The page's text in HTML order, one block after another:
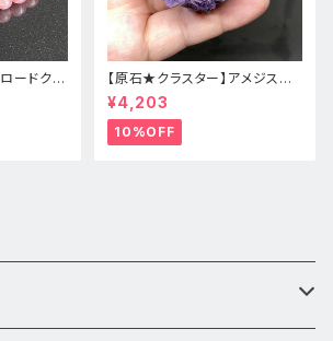
ードクロ
ット新
【原石★クラスター】アメジスト
★ハート形★cp-071天然石パ
ワーストーン★インテリア置物
¥4,203
10%OFF